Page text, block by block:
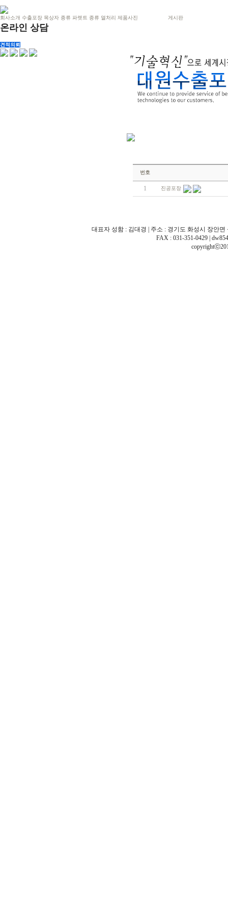
회사소개 수출포장 목상자 종류 파렛트 종류 열처리 제품사진 게시판
온라인 상담
견적의뢰
번호
1 진공포장
대표자 성함 : 김대경 | 주소 : 경기도 화성시 장안면
FAX : 031-351-0429 |